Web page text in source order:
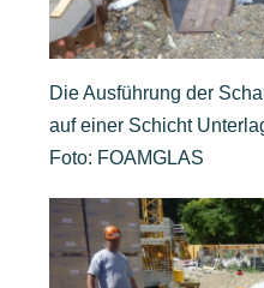
Die Ausführung der
auf einer Schicht
Foto: FOAMGLAS